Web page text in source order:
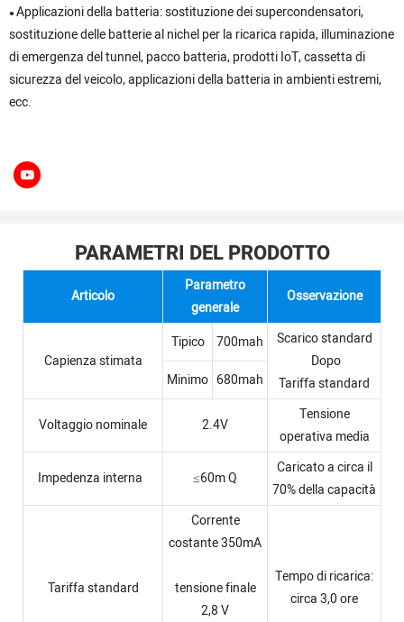
● Applicazioni della batteria: sostituzione dei supercondensatori,
sostituzione delle batterie al nichel per la ricarica rapida, illuminazione
di emergenza del tunnel, pacco batteria, prodotti IoT, cassetta di
sicurezza del veicolo, applicazioni della batteria in ambienti estremi,
ecc.
PARAMETRI DEL PRODOTTO
Articolo
Parametro
generale
Osservazione
Capienza stimata
Tipico 700mah
Scarico standard
Dopo
Tariffa standard
Minimo 680mah
Voltaggio nominale 2.4V
Tensione
operativa media
Impedenza interna ≤60m Q
Caricato a circa il
70% della capacità
Tariffa standard
Corrente
costante 350mA
tensione finale
2,8 V
Tempo di ricarica:
circa 3,0 ore